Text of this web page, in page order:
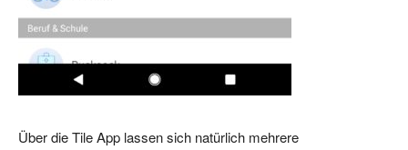
Über die Tile App lassen sich natürlich mehrere